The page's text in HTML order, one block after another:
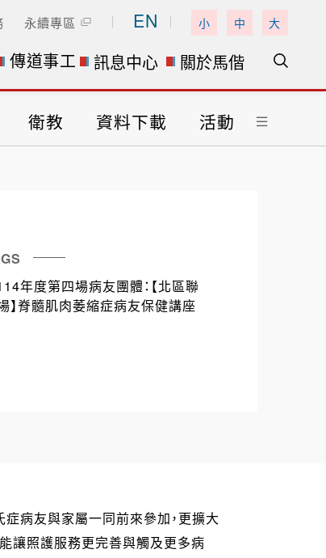
永續專區 EN 小 中 大
傳道事工 訊息中心 關於馬偕
衛教 資料下載 活動
病友與家屬一同前來參加，更擴大
讓照護服務更完善與觸及更多病